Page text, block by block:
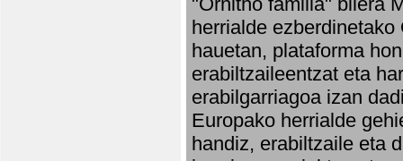
herrialde
hauetan, plataforma
erabiltzaileentzat eta
erabilgarriagoa izan
Europako herrialde
handiz, erabiltzaile eta